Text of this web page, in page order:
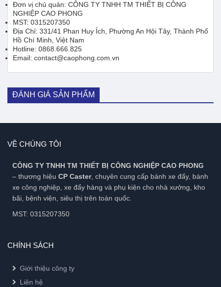
Đơn vị chủ quản: CÔNG TY TNHH TM THIẾT BỊ CÔNG
NGHIỆP CAO PHONG
MST: 0315207350
Địa Chỉ: 331/41 Phan Huy Ích, Phường An Hội Tây, Thành Phố
Hồ Chí Minh, Việt Nam
Hotline: 0868.666.825
Email: contact@caophong.com.vn
ĐÁNH GIÁ SẢN PHẨM
VỀ CHÚNG TÔI
CÔNG TY TNHH TM THIẾT BỊ CÔNG NGHIỆP CAO PHONG
– thương hiệu CP Caster, chuyên cung cấp bánh xe đẩy, bánh
xe công nghiệp, xe đẩy hàng và phụ kiện cho nhà xưởng, kho
bãi, bệnh viện, siêu thị trên toàn quốc.
MST: 0315207350
CHÍNH SÁCH
Giới thiệu công ty
Liên hệ